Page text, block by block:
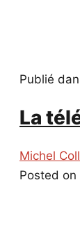
Publié
La
Michel
Posted on